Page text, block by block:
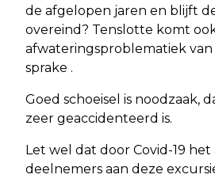
de afgelopen jaren en blijft
overeind? Tenslotte komt
afwateringsproblematiek
sprake .
Goed schoeisel is noodzaak,
zeer geaccidenteerd is.
Let wel dat door Covid-19 het
deelnemers aan deze